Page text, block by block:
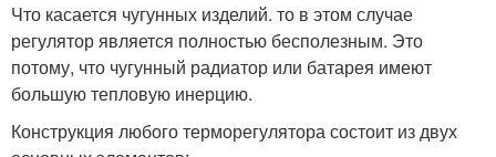
Что касается чугунных изделий. то в этом случае
регулятор является полностью бесполезным. Это
потому, что чугунный радиатор или батарея имеют
большую тепловую инерцию.
Конструкция любого терморегулятора состоит из двух